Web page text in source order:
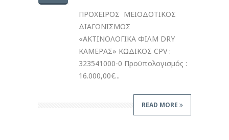
ΠΡΟΧΕΙΡΟΣ ΜΕΙΟΔΟΤΙΚΟΣ
ΔΙΑΓΩΝΙΣΜΟΣ
«ΑΚΤΙΝΟΛΟΓΙΚΑ ΦΙΛΜ DRY
ΚΑΜΕΡΑΣ» ΚΩΔΙΚΟΣ CPV :
323541000-0 Προϋπολογισμός :
16.000,00€...
READ MORE